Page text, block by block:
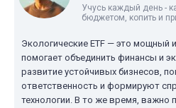
Учусь каждый день -
бюджетом, копить и
Экологические ETF — это мощный
помогает объединить финансы и
развитие устойчивых бизнесов,
ответственность и формируют
технологии. В то же время, важно